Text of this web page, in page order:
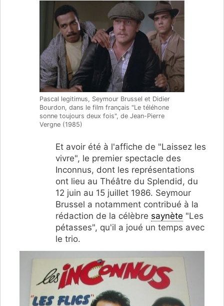
Pascal legitimus, Seymour Brussel et Didier
Bourdon, dans le film français "Le téléhone
sonne toujours deux fois", de Jean-Pierre
Vergne (1985)
Et avoir été à l'affiche de "Laissez les
vivre", le premier spectacle des
Inconnus, dont les représentations
ont lieu au Théâtre du Splendid, du
12 juin au 15 juillet 1986. Seymour
Brussel a notamment contribué à la
rédaction de la célèbre saynète "Les
pétasses", qu'il a joué un temps avec
le trio.